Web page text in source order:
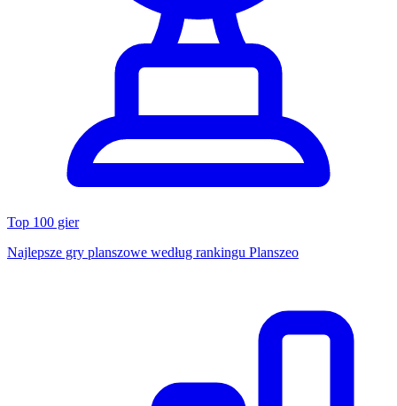
Top 100 gier
Najlepsze gry planszowe według rankingu Planszeo